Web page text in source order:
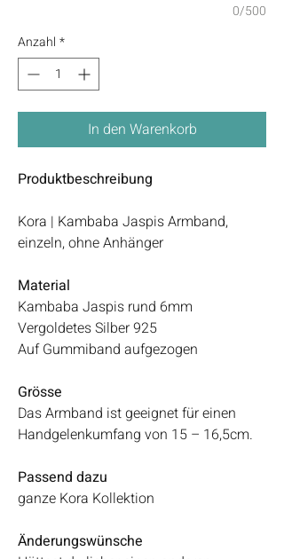
0/500
Anzahl *
In den Warenkorb
Produktbeschreibung
Kora | Kambaba Jaspis Armband,
einzeln, ohne Anhänger
Material
Kambaba Jaspis rund 6mm
Vergoldetes Silber 925
Auf Gummiband aufgezogen
Grösse
Das Armband ist geeignet für einen
Handgelenkumfang von 15 – 16,5cm.
Passend dazu
ganze Kora Kollektion
Änderungswünsche